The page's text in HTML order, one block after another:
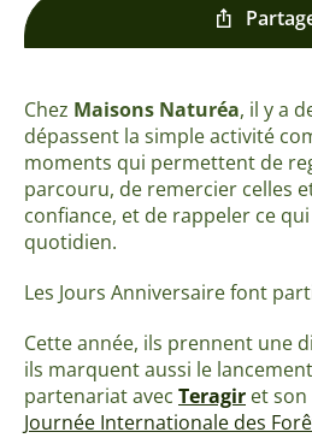
Chez Maisons Naturéa, il y a
dépassent la simple activité
moments qui permettent de
parcouru, de remercier celles
confiance, et de rappeler ce
quotidien.
Les Jours Anniversaire font
Cette année, ils prennent une
ils marquent aussi le
partenariat avec Teragir et
Journée Internationale des